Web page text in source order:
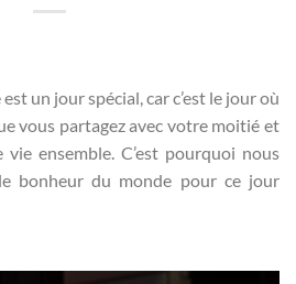
un jour spécial, car c’est le jour où
vous partagez avec votre moitié et
ensemble. C’est pourquoi nous
bonheur du monde pour ce jour